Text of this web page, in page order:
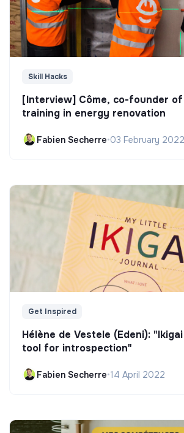
Skill Hacks
[Interview] Côme, co-founder
training in energy renovation
Fabien Secherre•03 February 2022
Get Inspired
Hélène de Vestele (Edeni):
tool for introspection"
Fabien Secherre•14 April 2022